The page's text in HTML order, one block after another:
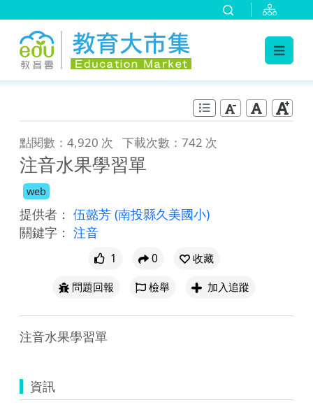
點閱數：4,920 次 下載次數：742 次
注音水果學習單
web
提供者： 伍懿芳 (南投縣久美國小)
關鍵字： 注音
1 0
收藏
問題回報
檢舉 加入追蹤
注音水果學習單
資訊